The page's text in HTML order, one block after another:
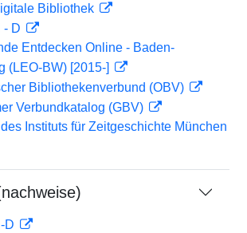
Bibliothek
- D
Entdecken Online - Baden-
(LEO-BW) [2015-]
Bibliothekenverbund (OBV)
Verbundkatalog (GBV)
Instituts für Zeitgeschichte München
D